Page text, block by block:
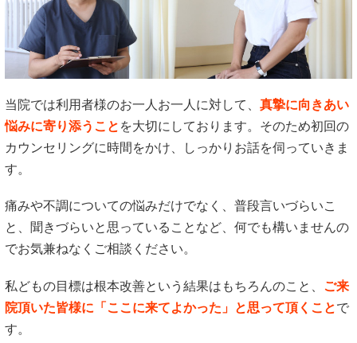
当院では利用者様のお一人お一人に対して、 真摯に向きあい
悩みに寄り添うこと を大切にしております。そのため初回の
カウンセリングに時間をかけ、しっかりお話を伺っていきま
す。
痛みや不調についての悩みだけでなく、普段言いづらいこ
と、聞きづらいと思っていることなど、何でも構いませんの
でお気兼ねなくご相談ください。
私どもの目標は根本改善という結果はもちろんのこと、 ご来
院頂いた皆様に「ここに来てよかった」と思って頂くことで
す。